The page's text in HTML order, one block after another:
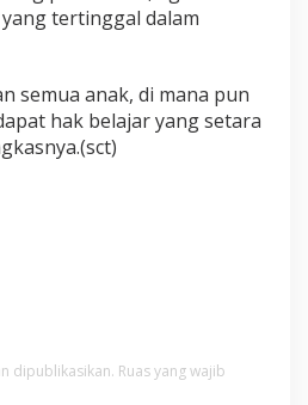
tertinggal dalam
semua anak, di mana pun
hak belajar yang setara
dipublikasikan. Ruas yang wajib